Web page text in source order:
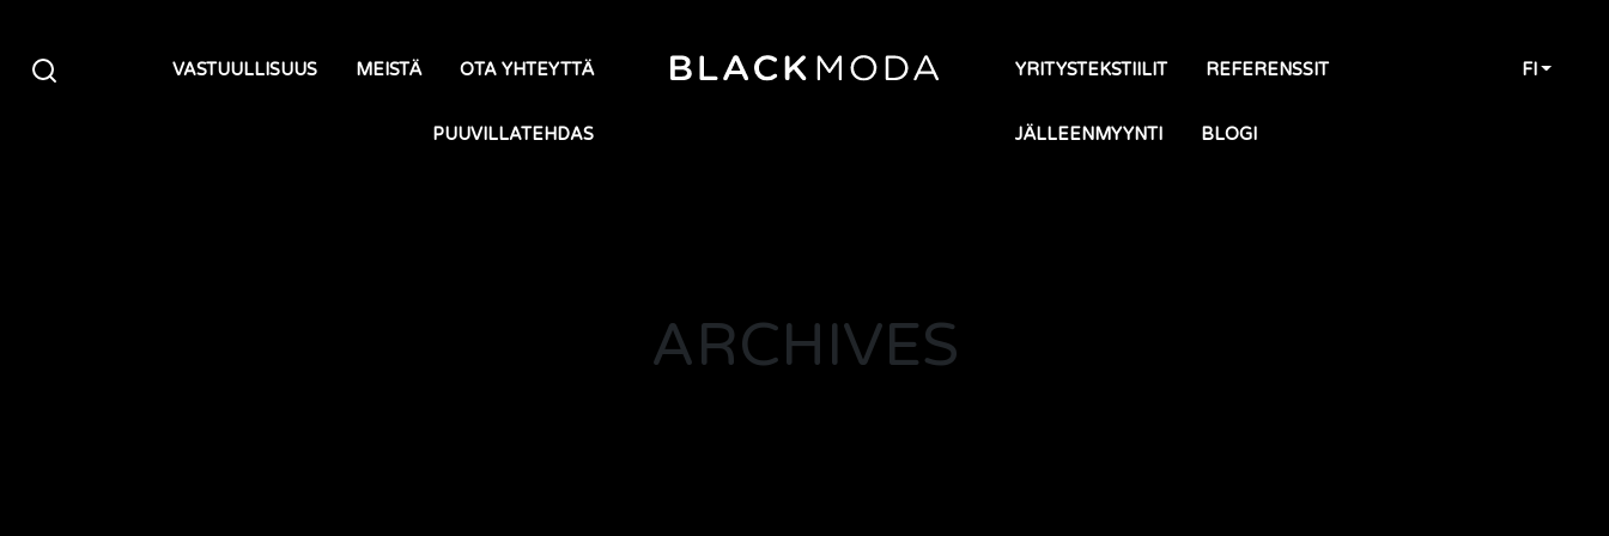
VASTUULLISUUS MEISTÄ OTA YHTEYTTÄ
PUUVILLATEHDAS
YRITYSTEKSTIILIT REFERENSSIT
JÄLLEENMYYNTI BLOGI
FI
ARCHIVES